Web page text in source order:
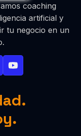
coaching
artificial y
tu negocio en un